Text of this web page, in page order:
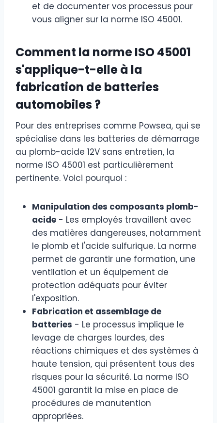
et de documenter vos processus pour
vous aligner sur la norme ISO 45001.
Comment la norme ISO 45001
s'applique-t-elle à la
fabrication de batteries
automobiles ?
Pour des entreprises comme Powsea, qui se
spécialise dans les batteries de démarrage
au plomb-acide 12V sans entretien, la
norme ISO 45001 est particulièrement
pertinente. Voici pourquoi :
Manipulation des composants plomb-
acide - Les employés travaillent avec
des matières dangereuses, notamment
le plomb et l'acide sulfurique. La norme
permet de garantir une formation, une
ventilation et un équipement de
protection adéquats pour éviter
l'exposition.
Fabrication et assemblage de
batteries - Le processus implique le
levage de charges lourdes, des
réactions chimiques et des systèmes à
haute tension, qui présentent tous des
risques pour la sécurité. La norme ISO
45001 garantit la mise en place de
procédures de manutention
appropriées.